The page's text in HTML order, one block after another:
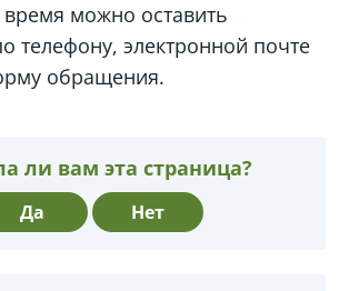
можно оставить
телефону, электронной почте
обращения.
ли вам эта страница?
Да Нет